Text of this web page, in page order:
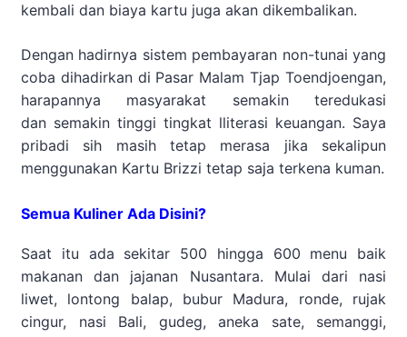
kembali dan biaya kartu juga akan dikembalikan.
Dengan hadirnya sistem pembayaran non-tunai yang
coba dihadirkan di Pasar Malam Tjap Toendjoengan,
harapannya masyarakat semakin teredukasi
dan semakin tinggi tingkat lliterasi keuangan. Saya
pribadi sih masih tetap merasa jika sekalipun
menggunakan Kartu Brizzi tetap saja terkena kuman.
Semua Kuliner Ada Disini?
Saat itu ada sekitar 500 hingga 600 menu baik
makanan dan jajanan Nusantara. Mulai dari nasi
liwet, lontong balap, bubur Madura, ronde, rujak
cingur, nasi Bali, gudeg, aneka sate, semanggi,